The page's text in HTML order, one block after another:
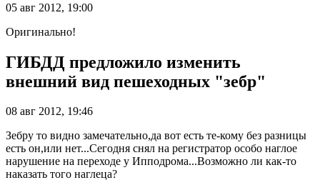
05 авг 2012, 19:00
Оригинально!
ГИБДД предложило изменить
внешний вид пешеходных "зебр"
08 авг 2012, 19:46
Зебру то видно замечательно,да вот есть те-кому без разницы
есть он,или нет...Сегодня снял на регистратор особо наглое
нарушение на переходе у Ипподрома...Возможно ли как-то
наказать того наглеца?